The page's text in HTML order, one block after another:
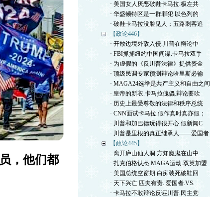
，他们都
· 美国女人厌恶破鞋卡马拉.极左共
· 华盛顿特区是一群罪犯.以色列的
· 破鞋卡马拉没脸见人；五路刺客追
【政论446】
· 开放边境外敌入侵.川普在辩论中
· FBI抓捕纽约中国间谍.卡马拉双手
· 为虚假的《反川普法律》提供资金
· 顶级民调专家预测辩论哈里斯必输
· MAGA24选举是共产主义和自由之间
· 皇帝的新衣.卡马拉傀儡.辩论要吹
· 历史上最受尊敬的法律和秩序总统
· CNN面试卡马拉.假作真时真亦假；
· 川普和加巴德玩得很开心.假新闻C
· 川普是里根的真正继承人——爱国者
【政论445】
· 离开庐山仙人洞.方知魔鬼在山中.
· 扎克伯格认怂.MAGA运动.双英加盟
· 美国总统空窗期.白痴装死破鞋回
· 天下兴亡 匹夫有责. 爱国者.VS.
· 卡马拉不敢辩论反诬川普.民主党